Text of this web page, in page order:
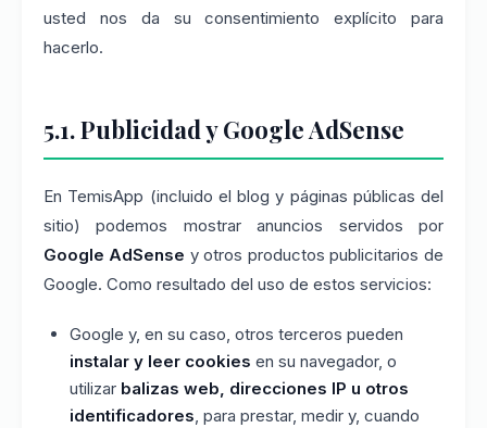
usted nos da su consentimiento explícito para
hacerlo.
5.1. Publicidad y Google AdSense
En TemisApp (incluido el blog y páginas públicas del
sitio) podemos mostrar anuncios servidos por
Google AdSense y otros productos publicitarios de
Google. Como resultado del uso de estos servicios:
Google y, en su caso, otros terceros pueden
instalar y leer cookies en su navegador, o
utilizar balizas web, direcciones IP u otros
identificadores, para prestar, medir y, cuando